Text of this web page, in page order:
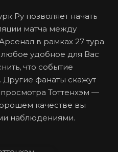
Ру позволяет начать
матча между
в рамках 27 тура
удобное для Вас
что событие
Другие фанаты скажут
Тоттенхэм —
качестве вы
наблюдениями.